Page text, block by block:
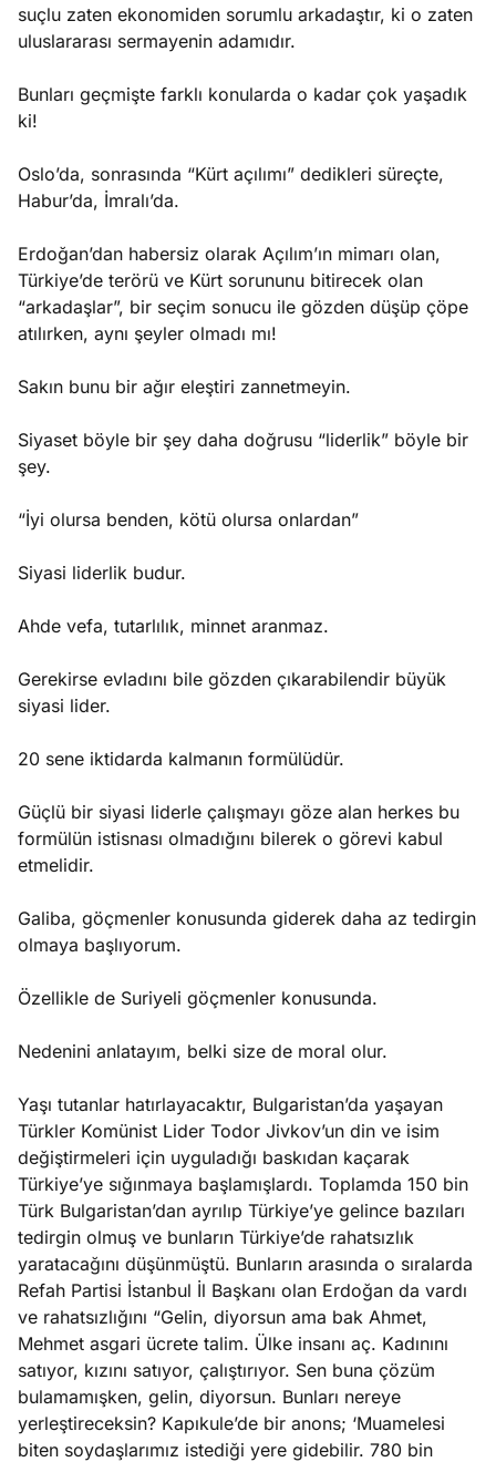
suçlu zaten ekonomiden sorumlu arkadaştır, ki o zaten
uluslararası sermayenin adamıdır.
Bunları geçmişte farklı konularda o kadar çok yaşadık
ki!
Oslo’da, sonrasında “Kürt açılımı” dedikleri süreçte,
Habur’da, İmralı’da.
Erdoğan’dan habersiz olarak Açılım’ın mimarı olan,
Türkiye’de terörü ve Kürt sorununu bitirecek olan
“arkadaşlar”, bir seçim sonucu ile gözden düşüp çöpe
atılırken, aynı şeyler olmadı mı!
Sakın bunu bir ağır eleştiri zannetmeyin.
Siyaset böyle bir şey daha doğrusu “liderlik” böyle bir
şey.
“İyi olursa benden, kötü olursa onlardan”
Siyasi liderlik budur.
Ahde vefa, tutarlılık, minnet aranmaz.
Gerekirse evladını bile gözden çıkarabilendir büyük
siyasi lider.
20 sene iktidarda kalmanın formülüdür.
Güçlü bir siyasi liderle çalışmayı göze alan herkes bu
formülün istisnası olmadığını bilerek o görevi kabul
etmelidir.
Galiba, göçmenler konusunda giderek daha az tedirgin
olmaya başlıyorum.
Özellikle de Suriyeli göçmenler konusunda.
Nedenini anlatayım, belki size de moral olur.
Yaşı tutanlar hatırlayacaktır, Bulgaristan’da yaşayan
Türkler Komünist Lider Todor Jivkov’un din ve isim
değiştirmeleri için uyguladığı baskıdan kaçarak
Türkiye’ye sığınmaya başlamışlardı. Toplamda 150 bin
Türk Bulgaristan’dan ayrılıp Türkiye’ye gelince bazıları
tedirgin olmuş ve bunların Türkiye’de rahatsızlık
yaratacağını düşünmüştü. Bunların arasında o sıralarda
Refah Partisi İstanbul İl Başkanı olan Erdoğan da vardı
ve rahatsızlığını “Gelin, diyorsun ama bak Ahmet,
Mehmet asgari ücrete talim. Ülke insanı aç. Kadınını
satıyor, kızını satıyor, çalıştırıyor. Sen buna çözüm
bulamamışken, gelin, diyorsun. Bunları nereye
yerleştireceksin? Kapıkule’de bir anons; ‘Muamelesi
biten soydaşlarımız istediği yere gidebilir. 780 bin